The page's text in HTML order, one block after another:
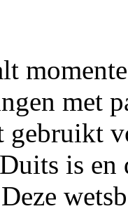
met
is